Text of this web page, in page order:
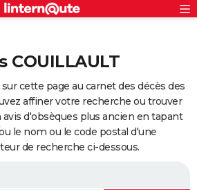
COUILLAULT
cette page au carnet des décès des
affiner votre recherche ou trouver
avis d'obsèques plus ancien en tapant
le nom ou le code postal d'une
de recherche ci-dessous.